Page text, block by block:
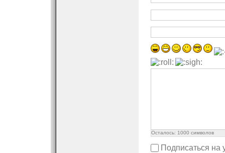
Осталось: 1000 символов
Подписаться